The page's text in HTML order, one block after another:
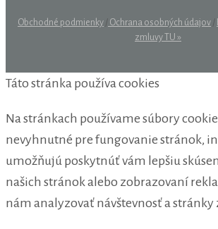
Obchodné podmienky / Ochrana osobných údajov /
zmluvy TU »
Táto stránka používa cookies
Na stránkach používame súbory
nevyhnutné pre fungovanie stránok,
umožňujú poskytnúť vám lepšiu
našich stránok alebo zobrazovaní
nám analyzovať návštevnosť a stránky